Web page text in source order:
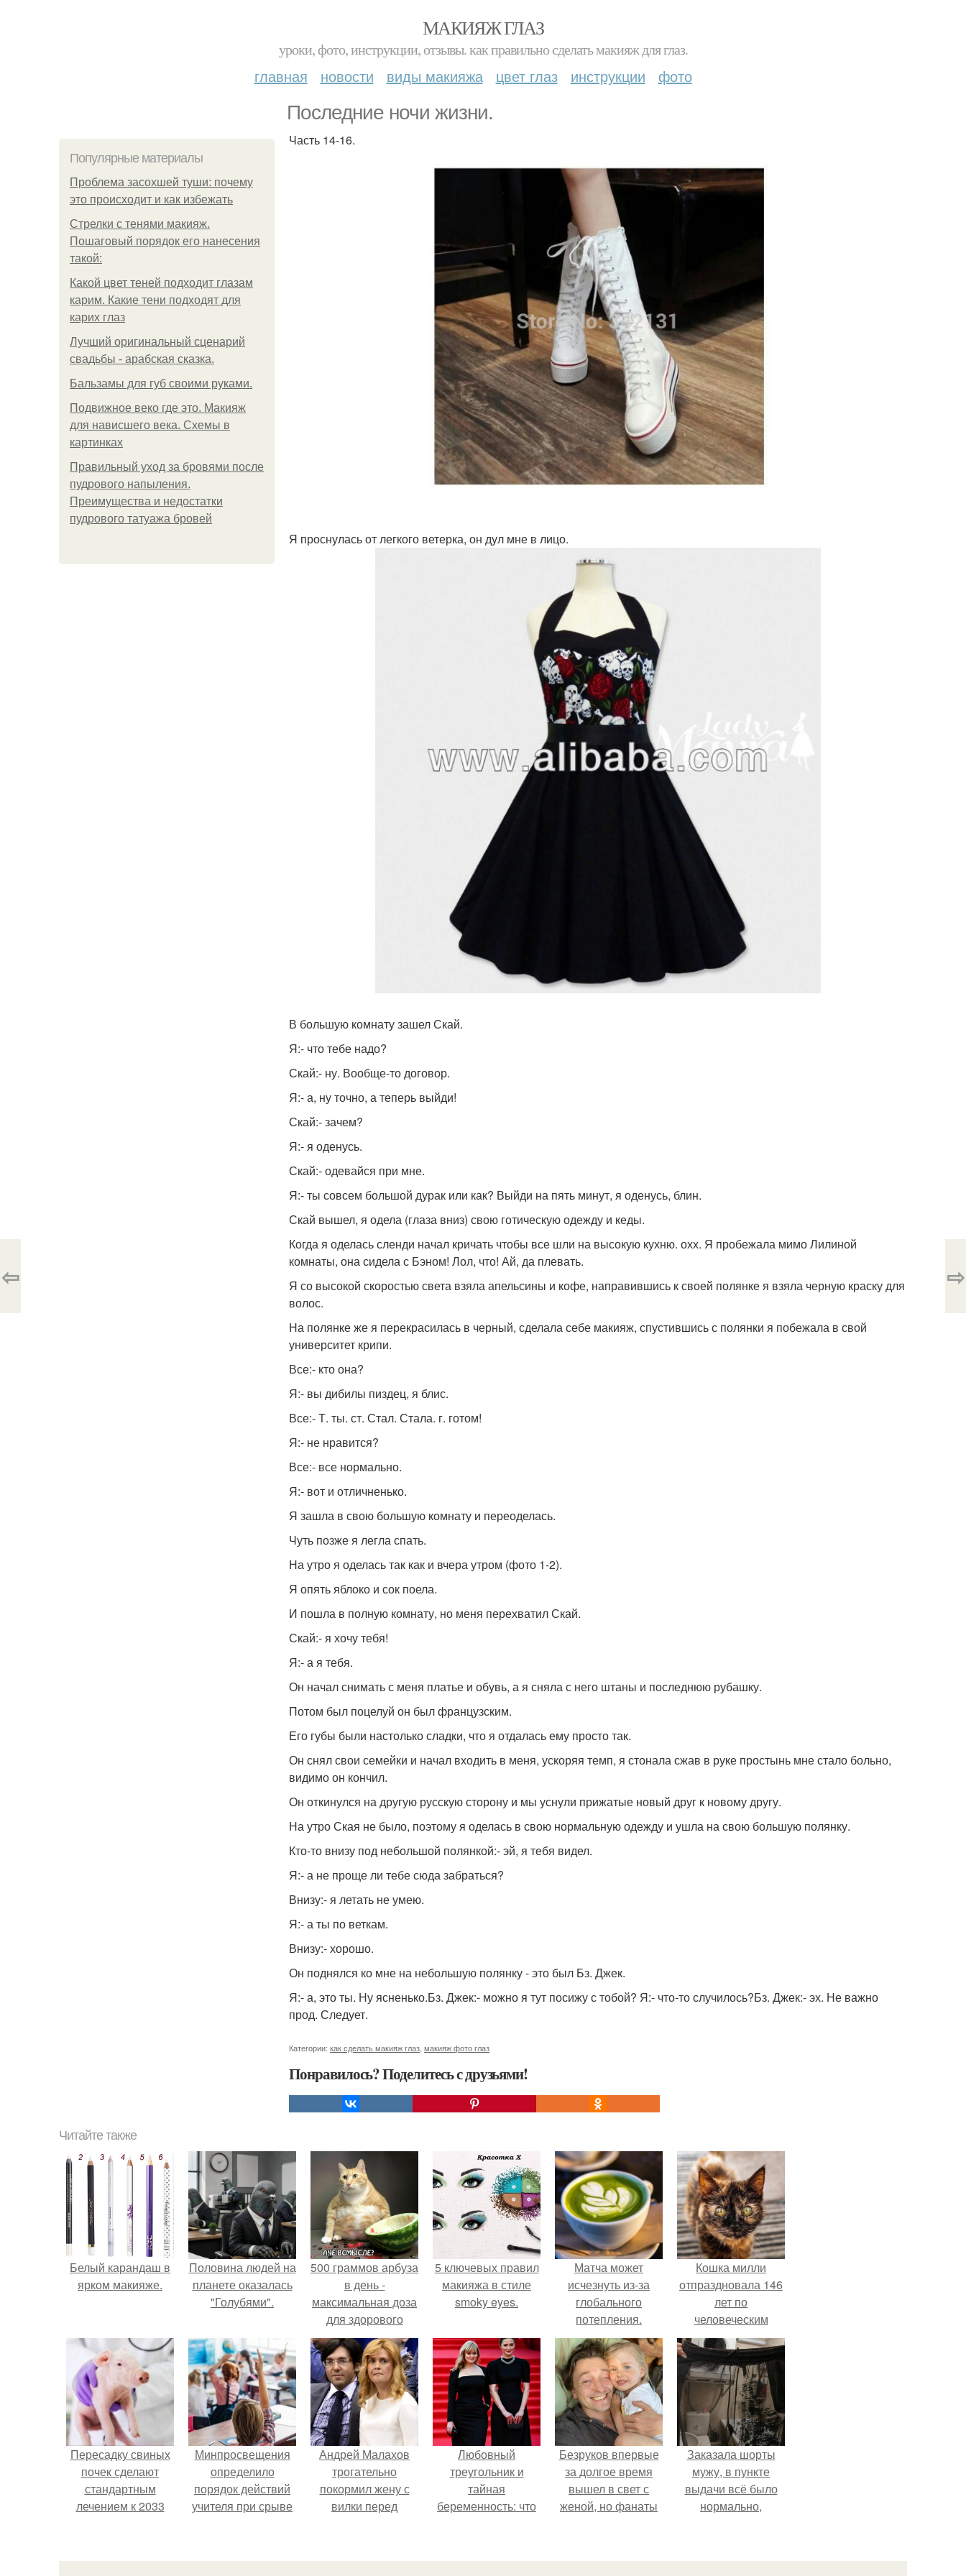
МАКИЯЖ ГЛАЗ
уроки, фото, инструкции, отзывы. как правильно сделать макияж для глаз.
главная новости виды макияжа цвет глаз инструкции фото
Последние ночи жизни.
Популярные материалы
Проблема засохшей туши: почему
это происходит и как избежать
Стрелки с тенями макияж.
Пошаговый порядок его нанесения
такой:
Какой цвет теней подходит глазам
карим. Какие тени подходят для
карих глаз
Лучший оригинальный сценарий
свадьбы - арабская сказка.
Бальзамы для губ своими руками.
Подвижное веко где это. Макияж
для нависшего века. Схемы в
картинках
Правильный уход за бровями после
пудрового напыления.
Преимущества и недостатки
пудрового татуажа бровей
Часть 14-16.
Я проснулась от легкого ветерка, он дул мне в лицо.
В большую комнату зашел Скай.
Я:- что тебе надо?
Скай:- ну. Вообще-то договор.
Я:- а, ну точно, а теперь выйди!
Скай:- зачем?
Я:- я оденусь.
Скай:- одевайся при мне.
Я:- ты совсем большой дурак или как? Выйди на пять минут, я оденусь, блин.
Скай вышел, я одела (глаза вниз) свою готическую одежду и кеды.
Когда я оделась сленди начал кричать чтобы все шли на высокую кухню. охх. Я пробежала мимо Лилиной
комнаты, она сидела с Бэном! Лол, что! Ай, да плевать.
Я со высокой скоростью света взяла апельсины и кофе, направившись к своей полянке я взяла черную краску для
волос.
На полянке же я перекрасилась в черный, сделала себе макияж, спустившись с полянки я побежала в свой
университет крипи.
Все:- кто она?
Я:- вы дибилы пиздец, я блис.
Все:- Т. ты. ст. Стал. Стала. г. готом!
Я:- не нравится?
Все:- все нормально.
Я:- вот и отличненько.
Я зашла в свою большую комнату и переоделась.
Чуть позже я легла спать.
На утро я оделась так как и вчера утром (фото 1-2).
Я опять яблоко и сок поела.
И пошла в полную комнату, но меня перехватил Скай.
Скай:- я хочу тебя!
Я:- а я тебя.
Он начал снимать с меня платье и обувь, а я сняла с него штаны и последнюю рубашку.
Потом был поцелуй он был французским.
Его губы были настолько сладки, что я отдалась ему просто так.
Он снял свои семейки и начал входить в меня, ускоряя темп, я стонала сжав в руке простынь мне стало больно,
видимо он кончил.
Он откинулся на другую русскую сторону и мы уснули прижатые новый друг к новому другу.
На утро Ская не было, поэтому я оделась в свою нормальную одежду и ушла на свою большую полянку.
Кто-то внизу под небольшой полянкой:- эй, я тебя видел.
Я:- а не проще ли тебе сюда забраться?
Внизу:- я летать не умею.
Я:- а ты по веткам.
Внизу:- хорошо.
Он поднялся ко мне на небольшую полянку - это был Бз. Джек.
Я:- а, это ты. Ну ясненько.Бз. Джек:- можно я тут посижу с тобой? Я:- что-то случилось?Бз. Джек:- эх. Не важно
прод. Следует.
Категории: как сделать макияж глаз макияж фото глаз
Понравилось? Поделитесь с друзьями!
⇦ ⇨
Читайте также
Белый карандаш в
ярком макияже.
Половина людей на
планете оказалась
"Голубями".
500 граммов арбуза
в день -
максимальная доза
для здорового
взрослого,
предупредили
врачи.
5 ключевых правил
макияжа в стиле
smoky eyes.
Матча может
исчезнуть из-за
глобального
потепления.
Кошка милли
отпраздновала 146
лет по
человеческим
Меркам и
претендует на
звание самой
старой в мире.
Пересадку свиных
почек сделают
стандартным
лечением к 2033
Минпросвещения
определило
порядок действий
учителя при срыве
Андрей Малахов
трогательно
покормил жену с
вилки перед
поклонников.
Любовный
треугольник и
тайная
беременность: что
Михалкова?
Безруков впервые
за долгое время
вышел в свет с
женой, но фанаты
Анны: "какая она
Заказала шорты
мужу, в пункте
выдачи всё было
нормально,
предвещало беды.